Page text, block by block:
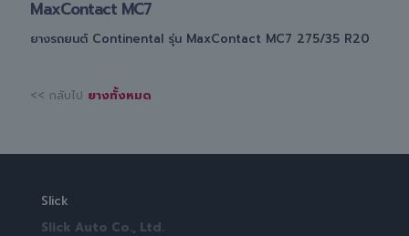
MaxContact MC7
ยางรถยนต์ Continental รุ่น MaxContact MC7 275/35 R20
<< กลับไป ยางทั้งหมด
Slick
Slick Auto Co., Ltd.